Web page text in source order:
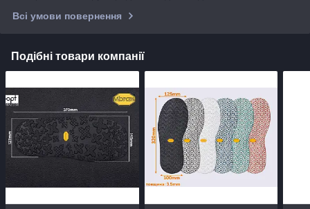
Всі умови повернення
Подібні товари компанії